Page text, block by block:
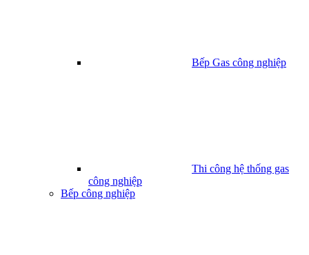
Bếp Gas công nghiệp
Thi công hệ thống gas
công nghiệp
Bếp công nghiệp